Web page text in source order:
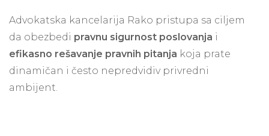
Advokatska kancelarija Rako pristupa sa ciljem
da obezbedi pravnu sigurnost poslovanja i
efikasno rešavanje pravnih pitanja koja prate
dinamičan i često nepredvidiv privredni
ambijent.